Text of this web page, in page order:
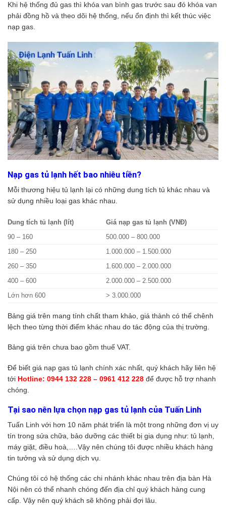
Khi hệ thống đủ gas thì khóa van bình gas trước sau đó khóa van
phải đồng hồ và theo dõi hệ thống, nếu ổn định thì kết thúc việc
nạp gas.
Nạp gas tủ lạnh hết bao nhiêu tiền?
Mỗi thương hiệu tủ lạnh lại có những dung tích tủ khác nhau và
sử dụng nhiều loại gas khác nhau.
Dung tích tủ lạnh (lít) Giá nạp gas tủ lạnh (VNĐ)
90 – 160 500.000 – 800.000
180 – 250 1.000.000 – 1.500.000
260 – 350 1.600.000 – 2.000.000
400 – 600 2.000.000 – 2.500.000
Lớn hơn 600 > 3.000.000
Bảng giá trên mang tính chất tham khảo, giá thành có thể chênh
lệch theo từng thời điểm khác nhau do tác động của thị trường.
Bảng giá trên chưa bao gồm thuế VAT.
Để biết giá nạp gas tủ lạnh chính xác nhất, quý khách hãy liên hệ
tới Hotline: 0944 132 228 – 0961 412 228 để được hỗ trợ nhanh
chóng.
Tại sao nên lựa chọn nạp gas tủ lạnh của Tuấn Linh
Tuấn Linh với hơn 10 năm phát triển là một trong những đơn vị uy
tín trong sửa chữa, bảo dưỡng các thiết bị gia dụng như: tủ lạnh,
máy giặt, điều hoà,….Vậy nên chúng tôi được nhiều khách hàng
tin tưởng và sử dụng dịch vụ.
Chúng tôi có hệ thống các chi nhánh khác nhau trên địa bàn Hà
Nội nên có thể nhanh chóng đến địa chỉ quý khách hàng cung
cấp. Vậy nên quý khách sẽ không phải đợi lâu.